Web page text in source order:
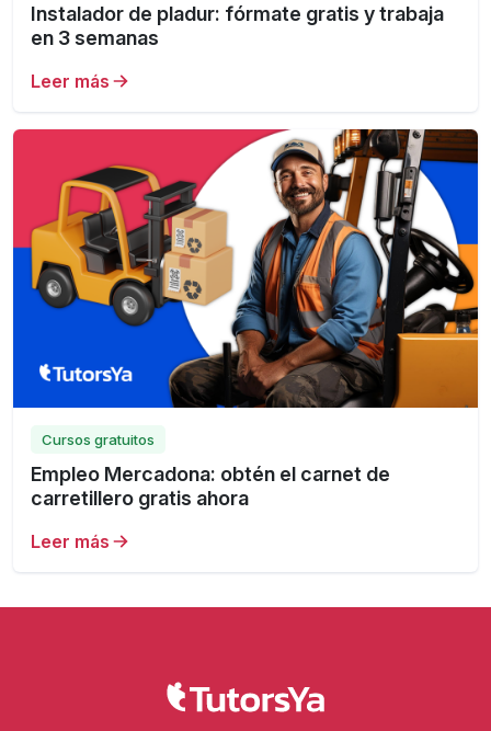
Instalador de pladur: fórmate gratis y trabaja
en 3 semanas
Leer más
Cursos gratuitos
Empleo Mercadona: obtén el carnet de
carretillero gratis ahora
Leer más